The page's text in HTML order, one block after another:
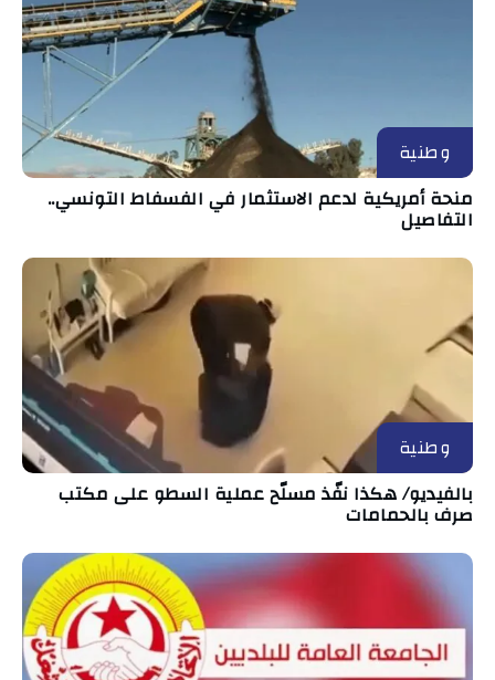
وطنية
منحة أمريكية لدعم الاستثمار في الفسفاط التونسي..
التفاصيل
وطنية
بالفيديو/ هكذا نفّذ مسلّح عملية السطو على مكتب
صرف بالحمامات